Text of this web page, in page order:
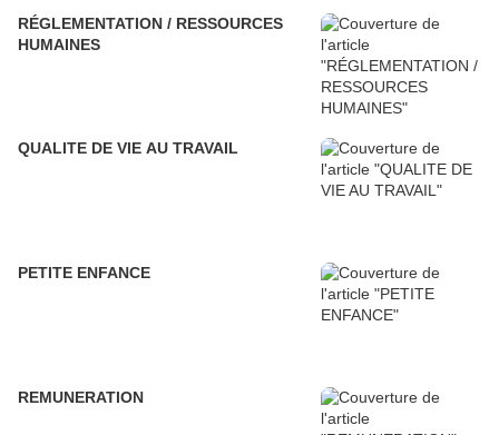
RÉGLEMENTATION / RESSOURCES
HUMAINES
QUALITE DE VIE AU TRAVAIL
PETITE ENFANCE
REMUNERATION